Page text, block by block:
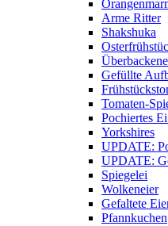
Arme Ritter
Shakshuka
Gefüllte
Tomaten-
Pochiertes
Yorkshires
UPDATE:
UPDATE:
Spiegelei
Wolkeneier
Gefaltete
Pfannkuchen